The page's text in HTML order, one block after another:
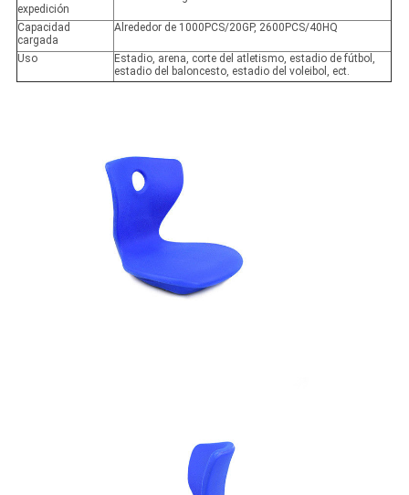
expedición
Capacidad
cargada
Alrededor de 1000PCS/20GP, 2600PCS/40HQ
Uso
Estadio, arena, corte del atletismo, estadio de fútbol,
estadio del baloncesto, estadio del voleibol, ect.